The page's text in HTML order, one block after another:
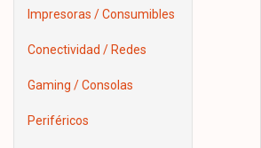
Impresoras / Consumibles
Conectividad / Redes
Gaming / Consolas
Periféricos